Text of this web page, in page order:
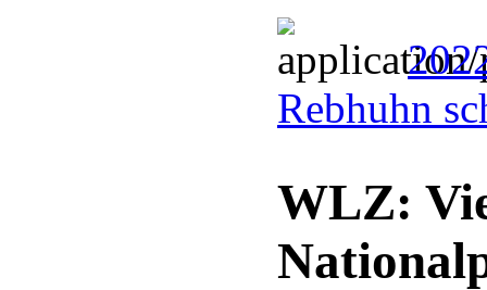
Rebhuhn
WLZ: